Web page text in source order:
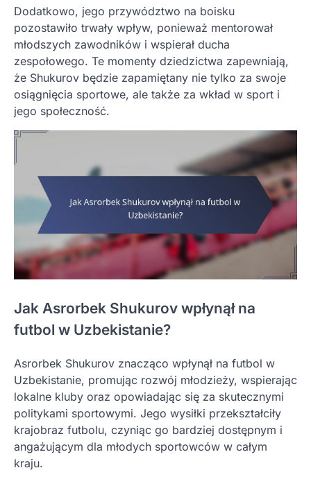
Dodatkowo, jego przywództwo na boisku
pozostawiło trwały wpływ, ponieważ mentorował
młodszych zawodników i wspierał ducha
zespołowego. Te momenty dziedzictwa zapewniają,
że Shukurov będzie zapamiętany nie tylko za swoje
osiągnięcia sportowe, ale także za wkład w sport i
jego społeczność.
Jak Asrorbek Shukurov wpłynął na
futbol w Uzbekistanie?
Asrorbek Shukurov znacząco wpłynął na futbol w
Uzbekistanie, promując rozwój młodzieży, wspierając
lokalne kluby oraz opowiadając się za skutecznymi
politykami sportowymi. Jego wysiłki przekształciły
krajobraz futbolu, czyniąc go bardziej dostępnym i
angażującym dla młodych sportowców w całym
kraju.